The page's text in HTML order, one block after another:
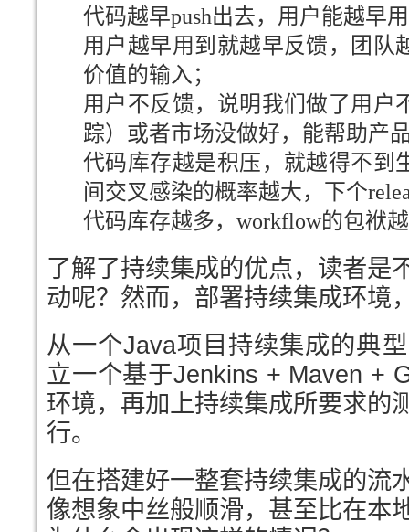
代码越早push出去，用户能越早
用户越早用到就越早反馈，团队
价值的输入；
用户不反馈，说明我们做了用户
踪）或者市场没做好，能帮助产
代码库存越是积压，就越得不到
间交叉感染的概率越大，下个
代码库存越多，workflow的包袱
了解了持续集成的优点，读者是
动呢？然而，部署持续集成环境
从一个Java项目持续集成的典
立一个基于Jenkins + Maven +
环境，再加上持续集成所要求的
行。
但在搭建好一整套持续集成的流
像想象中丝般顺滑，甚至比在本